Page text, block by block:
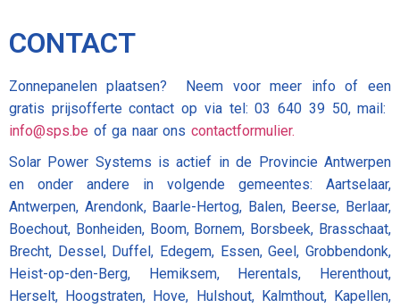
CONTACT
Zonnepanelen plaatsen? Neem voor meer info of een
gratis prijsofferte contact op via tel: 03 640 39 50, mail:
info@sps.be of ga naar ons contactformulier.
Solar Power Systems is actief in de Provincie Antwerpen
en onder andere in volgende gemeentes: Aartselaar,
Antwerpen, Arendonk, Baarle-Hertog, Balen, Beerse, Berlaar,
Boechout, Bonheiden, Boom, Bornem, Borsbeek, Brasschaat,
Brecht, Dessel, Duffel, Edegem, Essen, Geel, Grobbendonk,
Heist-op-den-Berg, Hemiksem, Herentals, Herenthout,
Herselt, Hoogstraten, Hove, Hulshout, Kalmthout, Kapellen,